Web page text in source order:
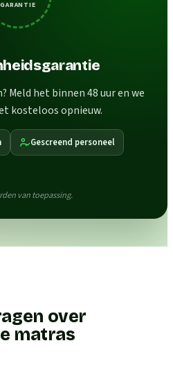
GARANTIE
Meld het binnen 48 uur en we
kosteloos opnieuw.
Gescreend personeel
van toepassing.
over
matras